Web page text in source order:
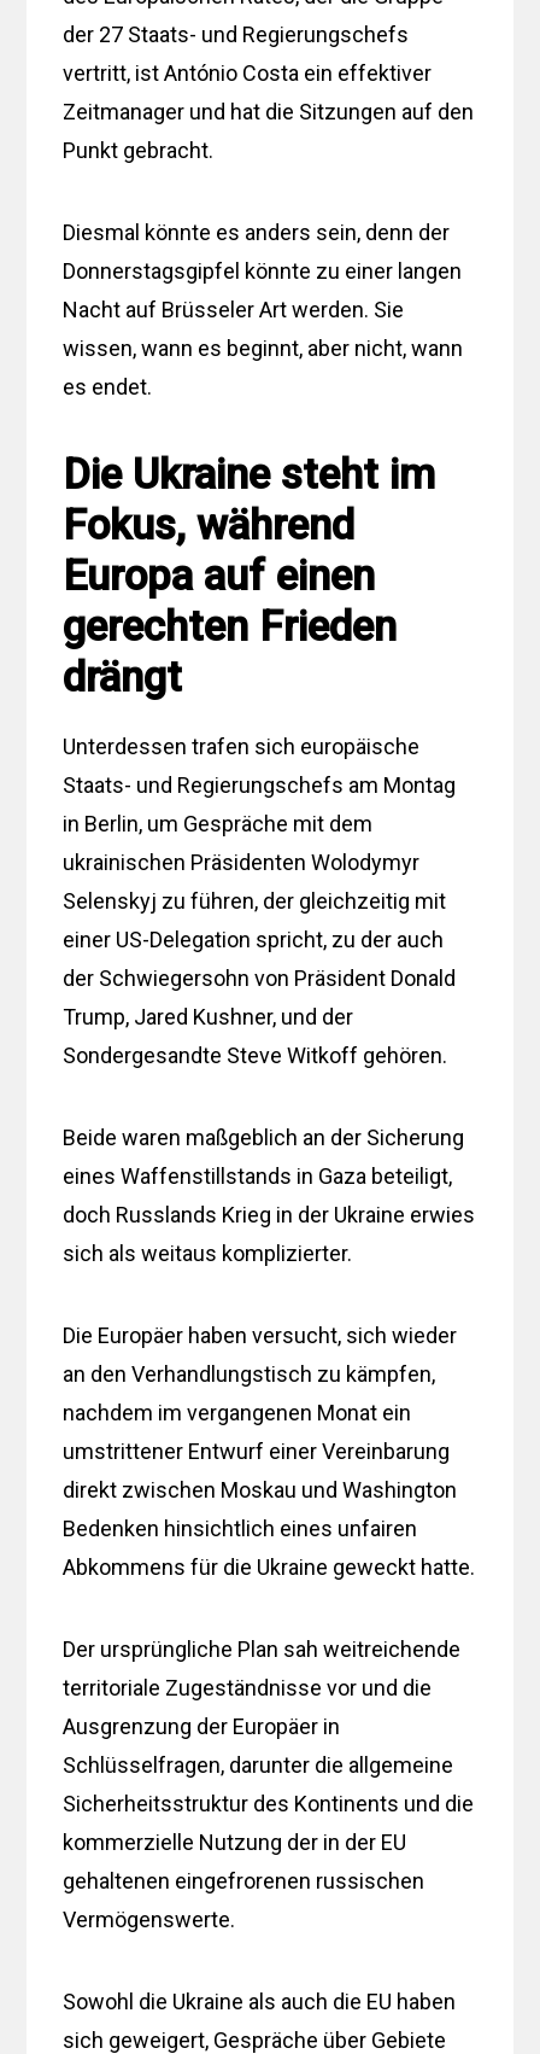
der 27 Staats- und Regierungschefs
vertritt, ist António Costa ein effektiver
Zeitmanager und hat die Sitzungen auf den
Punkt gebracht.
Diesmal könnte es anders sein, denn der
Donnerstagsgipfel könnte zu einer langen
Nacht auf Brüsseler Art werden. Sie
wissen, wann es beginnt, aber nicht, wann
es endet.
Die Ukraine steht im
Fokus, während
Europa auf einen
gerechten Frieden
drängt
Unterdessen trafen sich europäische
Staats- und Regierungschefs am Montag
in Berlin, um Gespräche mit dem
ukrainischen Präsidenten Wolodymyr
Selenskyj zu führen, der gleichzeitig mit
einer US-Delegation spricht, zu der auch
der Schwiegersohn von Präsident Donald
Trump, Jared Kushner, und der
Sondergesandte Steve Witkoff gehören.
Beide waren maßgeblich an der Sicherung
eines Waffenstillstands in Gaza beteiligt,
doch Russlands Krieg in der Ukraine erwies
sich als weitaus komplizierter.
Die Europäer haben versucht, sich wieder
an den Verhandlungstisch zu kämpfen,
nachdem im vergangenen Monat ein
umstrittener Entwurf einer Vereinbarung
direkt zwischen Moskau und Washington
Bedenken hinsichtlich eines unfairen
Abkommens für die Ukraine geweckt hatte.
Der ursprüngliche Plan sah weitreichende
territoriale Zugeständnisse vor und die
Ausgrenzung der Europäer in
Schlüsselfragen, darunter die allgemeine
Sicherheitsstruktur des Kontinents und die
kommerzielle Nutzung der in der EU
gehaltenen eingefrorenen russischen
Vermögenswerte.
Sowohl die Ukraine als auch die EU haben
sich geweigert, Gespräche über Gebiete